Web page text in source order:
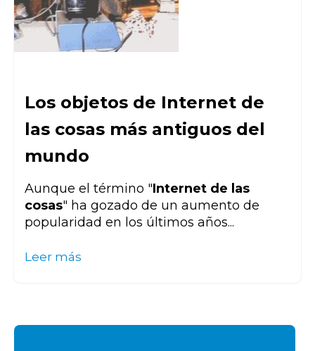
Los objetos de Internet de
las cosas más antiguos del
mundo
Aunque el término "Internet de las
cosas" ha gozado de un aumento de
popularidad en los últimos años...
Leer más